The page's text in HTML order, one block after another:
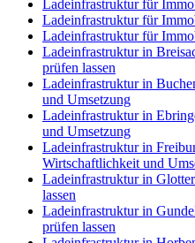
Ladeinfrastruktur für
Ladeinfrastruktur für
Ladeinfrastruktur für
Ladeinfrastruktur in
prüfen lassen
Ladeinfrastruktur in
und Umsetzung
Ladeinfrastruktur in
und Umsetzung
Ladeinfrastruktur in
Wirtschaftlichkeit und
Ladeinfrastruktur in
lassen
Ladeinfrastruktur in
prüfen lassen